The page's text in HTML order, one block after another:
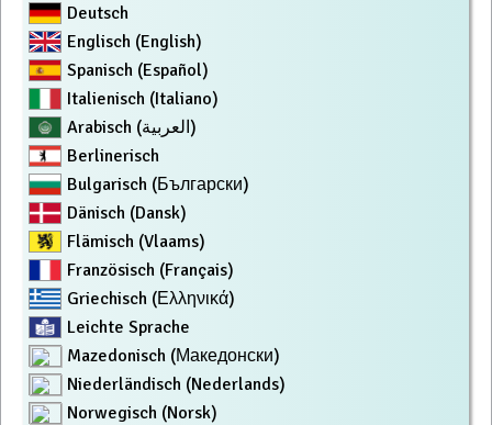
Deutsch
Englisch (English)
Spanisch (Español)
Italienisch (Italiano)
Arabisch (العربية)
Berlinerisch
Bulgarisch (Български)
Dänisch (Dansk)
Flämisch (Vlaams)
Französisch (Français)
Griechisch (Ελληνικά)
Leichte Sprache
Mazedonisch (Македонски)
Niederländisch (Nederlands)
Norwegisch (Norsk)